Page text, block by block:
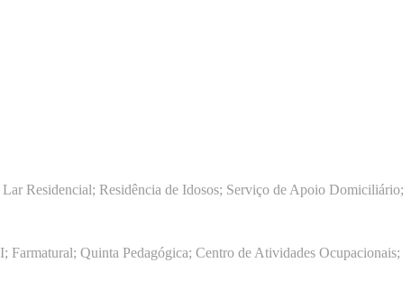
Residencial; Residência de Idosos; Serviço de Apoio Domiciliário;
Quinta Pedagógica; Centro de Atividades Ocupacionais;